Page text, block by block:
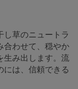
し草のニュートラ
合わせて、穏やか
生み出します。流
には、信頼できる